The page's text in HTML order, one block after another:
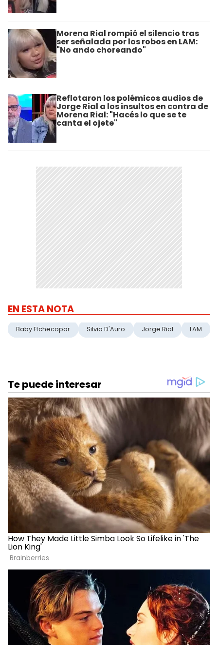
Morena Rial rompió el silencio tras
ser señalada por los robos en LAM:
"No ando choreando"
Reflotaron los polémicos audios de
Jorge Rial a los insultos en contra de
Morena Rial: "Hacés lo que se te
canta el ojete"
EN ESTA NOTA
Baby Etchecopar Silvia D'Auro Jorge Rial LAM